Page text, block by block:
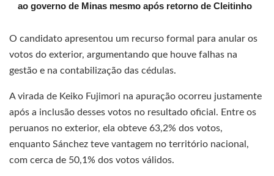
ao governo de Minas mesmo após retorno de Cleitinho
O candidato apresentou um recurso formal para anular os
votos do exterior, argumentando que houve falhas na
gestão e na contabilização das cédulas.
A virada de Keiko Fujimori na apuração ocorreu justamente
após a inclusão desses votos no resultado oficial. Entre os
peruanos no exterior, ela obteve 63,2% dos votos,
enquanto Sánchez teve vantagem no território nacional,
com cerca de 50,1% dos votos válidos.